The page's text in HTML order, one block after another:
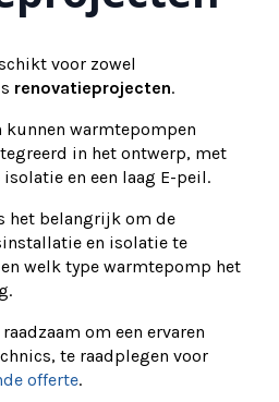
voor zowel
renovatieprojecten.
warmtepompen
in het ontwerp, met
en een laag E-peil.
het belangrijk om de
en isolatie te
welk type warmtepomp het
om een ervaren
te raadplegen voor
offerte.